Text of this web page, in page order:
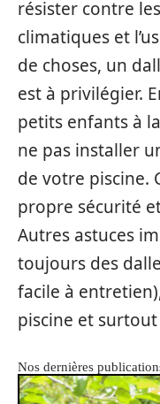
résister contre
climatiques et
de choses, un
est à privilégier.
petits enfants à
ne pas installer
de votre piscine.
propre sécurité
Autres astuces
toujours des
facile à
piscine et
Nos dernières